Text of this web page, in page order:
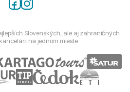
Slovenských, ale aj zahraničných
na jednom mieste